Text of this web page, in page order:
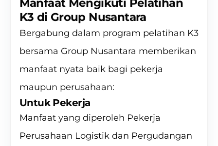
Manfaat Mengikuti Pelatihan
K3 di Group Nusantara
Bergabung dalam program pelatihan K3
bersama Group Nusantara memberikan
manfaat nyata baik bagi pekerja
maupun perusahaan:
Untuk Pekerja
Manfaat yang diperoleh Pekerja
Perusahaan Logistik dan Pergudangan